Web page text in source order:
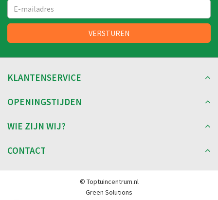
KLANTENSERVICE
OPENINGSTIJDEN
WIE ZIJN WIJ?
CONTACT
© Toptuincentrum.nl
Green Solutions